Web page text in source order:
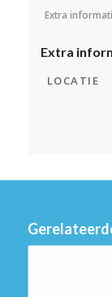
Extra
Extra
LOCATIE